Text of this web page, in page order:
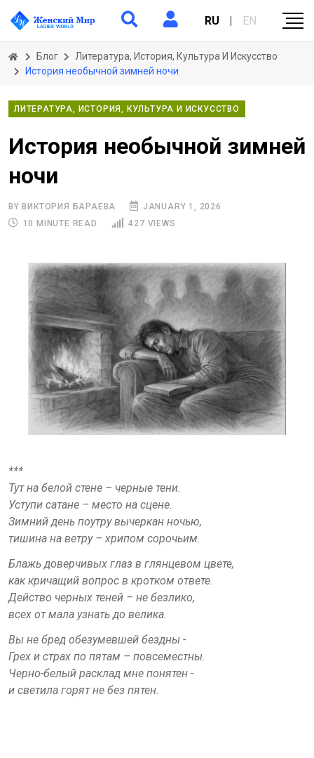
RU | EN
Блог
Литература, История, Культура И Искусство
История необычной зимней ночи
ЛИТЕРАТУРА, ИСТОРИЯ, КУЛЬТУРА И ИСКУССТВО
История необычной зимней
ночи
BY ВИКТОРИЯ БАРАЕВА
JANUARY 1, 2026
10 MINUTE READ
427 VIEWS
***
Тут на белой стене – черные тени.
Уступи сатане – место на сцене.
Зимний день поутру вычеркан ночью,
тишина на ветру – хрипом сорочьим.
Блажь доверчивых глаз в глянцевом цвете,
как кричащий вопрос в кротком ответе.
Действо черных теней – не безлико,
всех от мала узнать до велика.
Вы не бред обезумевшей бездны -
Грех и страх по пятам – повсеместны.
Черно-белый расклад мне понятен -
и светила горят не без пятен.